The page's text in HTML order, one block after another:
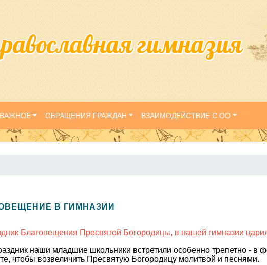
гимназия
ВАЖНОЕ ОБРАЩЕНИЯ ГРАЖДАН ВЗАИМОДЕЙСТВИЕ С ОО
В ГИМНАЗИИ
Благовещения Пресвятой Богородицы, в нашей гимназии
наши младшие школьники встретили особенно трепетно - в
чтобы возвеличить Пресвятую Богородицу молитвой и песнями.